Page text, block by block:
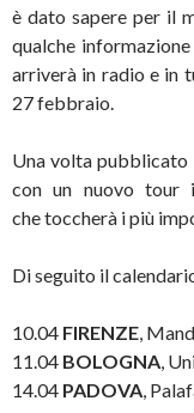
è dato sapere per il
qualche
arriverà in radio e in
27 febbraio.
Una volta pubblicato
con un nuovo tour
che toccherà i più
Di seguito il
10.04 FIRENZE ,
11.04 BOLOGNA ,
14.04 PADOVA ,